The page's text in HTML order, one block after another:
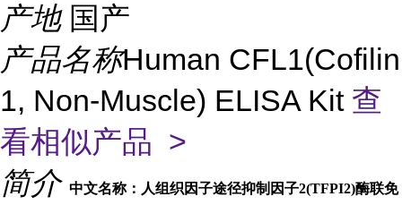
产地 国产
产品名称Human CFL1(Cofilin
1, Non-Muscle) ELISA Kit 查
看相似产品 >
简介 中文名称：人组织因子途径抑制因子2(TFPI2)酶联免